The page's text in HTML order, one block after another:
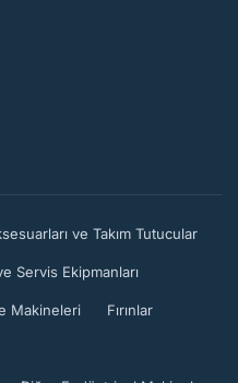
ve Takım Tutucular
Servis Ekipmanları
Makineleri Fırınlar